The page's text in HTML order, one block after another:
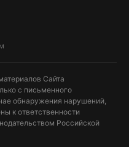
Сайта
с письменного
обнаружения нарушений,
к ответственности
Российской